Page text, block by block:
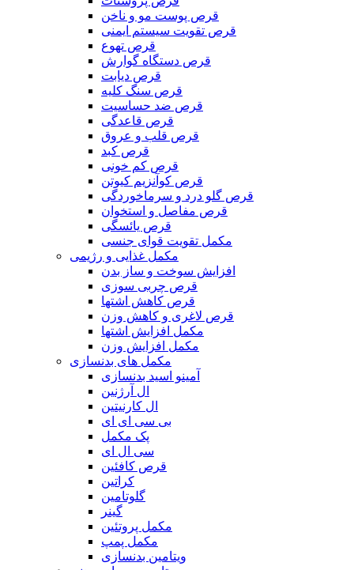
قرص پوست مو و ناخن
قرص تقویت سیستم ایمنی
قرص تهوع
قرص دستگاه گوارش
قرص دیابت
قرص سنگ کلیه
قرص ضد حساسیت
قرص قاعدگی
قرص قلب و عروق
قرص کبد
قرص کم خونی
قرص کوآنزیم کیوتن
قرص گلو درد و سرماخوردگی
قرص مفاصل و استخوان
قرص یائسگی
مکمل تقویت قوای جنسی
مکمل غذایی و رژیمی
افزایش سوخت و ساز بدن
قرص چربی سوزی
قرص کاهش اشتها
قرص لاغری و کاهش وزن
مکمل افزایش اشتها
مکمل افزایش وزن
مکمل های بدنسازی
آمینو اسید بدنسازی
ال آرژنین
ال کارنیتین
بی سی ای ای
پک مکمل
سی ال ای
قرص کافئین
کراتین
گلوتامین
گینر
مکمل پروتئین
مکمل پمپ
ویتامین بدنسازی